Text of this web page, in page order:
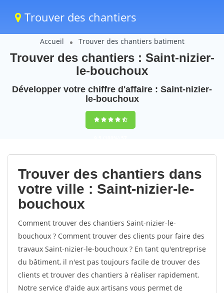
Trouver des chantiers
Accueil Trouver des chantiers batiment
Trouver des chantiers : Saint-nizier-
le-bouchoux
Développer votre chiffre d'affaire : Saint-nizier-
le-bouchoux
9,5(100%)57
votes
Trouver des chantiers dans
votre ville : Saint-nizier-le-
bouchoux
Comment trouver des chantiers Saint-nizier-le-
bouchoux ? Comment trouver des clients pour faire des
travaux Saint-nizier-le-bouchoux ? En tant qu'entreprise
du bâtiment, il n'est pas toujours facile de trouver des
clients et trouver des chantiers à réaliser rapidement.
Notre service d'aide aux artisans vous permet de